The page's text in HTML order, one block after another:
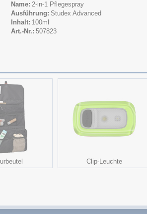
Name 2-in-1 Pflegespray
Ausführung Studex Advanced
Inhalt 100ml
Art.-Nr. 507823
Clip-Leuchte